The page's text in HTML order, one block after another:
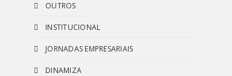
OUTROS
INSTITUCIONAL
JORNADAS EMPRESARIAIS
DINAMIZA